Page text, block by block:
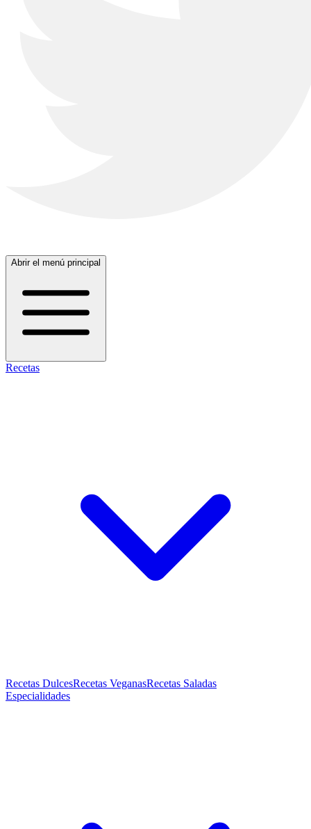
Abrir el menú principal
Recetas
Recetas DulcesRecetas VeganasRecetas Saladas
Especialidades